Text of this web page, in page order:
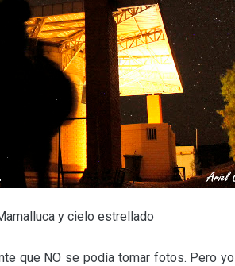
y cielo estrellado
que NO se podía tomar fotos. Pero